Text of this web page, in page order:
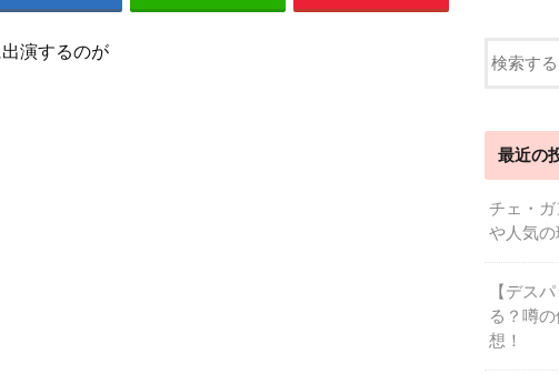
演するのが
最近の
チェ・
や人気の
【デス
る？噂
想！